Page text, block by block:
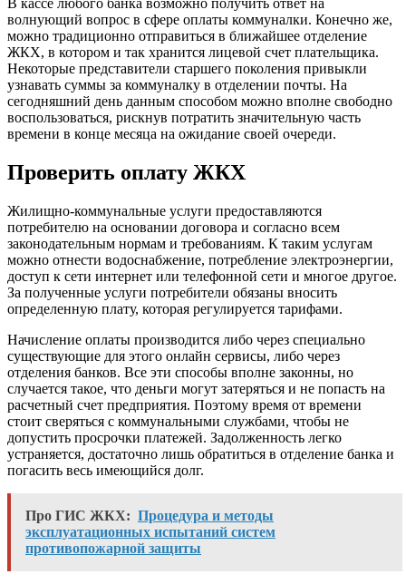
В кассе любого банка возможно получить ответ на
волнующий вопрос в сфере оплаты коммуналки. Конечно же,
можно традиционно отправиться в ближайшее отделение
ЖКХ, в котором и так хранится лицевой счет плательщика.
Некоторые представители старшего поколения привыкли
узнавать суммы за коммуналку в отделении почты. На
сегодняшний день данным способом можно вполне свободно
воспользоваться, рискнув потратить значительную часть
времени в конце месяца на ожидание своей очереди.
Проверить оплату ЖКХ
Жилищно-коммунальные услуги предоставляются
потребителю на основании договора и согласно всем
законодательным нормам и требованиям. К таким услугам
можно отнести водоснабжение, потребление электроэнергии,
доступ к сети интернет или телефонной сети и многое другое.
За полученные услуги потребители обязаны вносить
определенную плату, которая регулируется тарифами.
Начисление оплаты производится либо через специально
существующие для этого онлайн сервисы, либо через
отделения банков. Все эти способы вполне законны, но
случается такое, что деньги могут затеряться и не попасть на
расчетный счет предприятия. Поэтому время от времени
стоит сверяться с коммунальными службами, чтобы не
допустить просрочки платежей. Задолженность легко
устраняется, достаточно лишь обратиться в отделение банка и
погасить весь имеющийся долг.
Про ГИС ЖКХ: Процедура и методы
эксплуатационных испытаний систем
противопожарной защиты